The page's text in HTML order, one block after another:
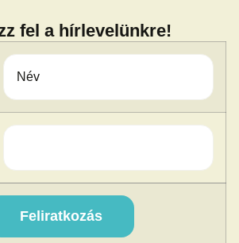
fel a hírlevelünkre!